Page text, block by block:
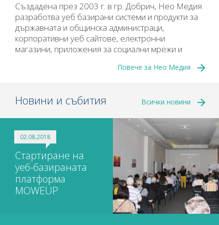
Създаденa през 2003 г. в гр. Добрич, Нео Mедия
разработва уеб базирани системи и продукти за
държавната и общинска администраци,
корпоративни уеб сайтoве, електронни
магазини, приложения за социални мрежи и
Повече за Нео Медия
Новини и събития Всички новини
02.08.2018
Стартиране на
уеб-базираната
платформа
MOWEUP